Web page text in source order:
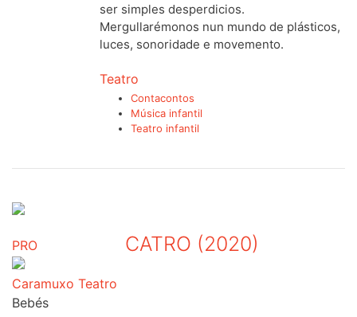
ser simples desperdicios.
Mergullarémonos nun mundo de plásticos,
luces, sonoridade e movemento.
Teatro
Contacontos
Música infantil
Teatro infantil
PRO
Caramuxo Teatro
Bebés
CATRO (2020)